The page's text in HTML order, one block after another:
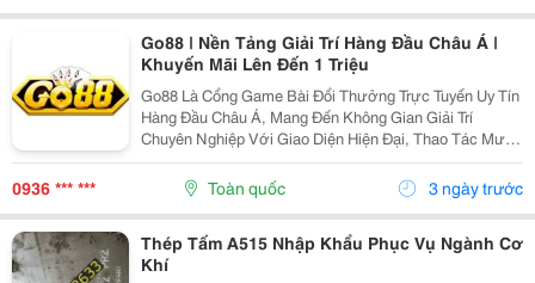
Go88 | Nền Tảng Giải Trí Hàng Đầu Châu Á |
Khuyến Mãi Lên Đến 1 Triệu
Go88 Là Cổng Game Bài Đổi Thưởng Trực Tuyến Uy Tín
Hàng Đầu Châu Á, Mang Đến Không Gian Giải Trí
Chuyên Nghiệp Với Giao Diện Hiện Đại, Thao Tác Mượt
Mà Và Hệ Thống Bảo Mật Tiên Tiến. Website:
Https://Go88-Z1.Com/ Email: Go88Z1Com@Gmail.com
0936 *** *** Toàn quốc 3 ngày trước
Thép Tấm A515 Nhập Khẩu Phục Vụ Ngành Cơ
Khí